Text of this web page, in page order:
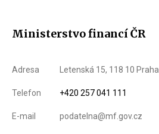
Ministerstvo financí ČR
Adresa Letenská 15, 118 10 Praha
Telefon +420 257 041 111
E-mail podatelna@mf.gov.cz